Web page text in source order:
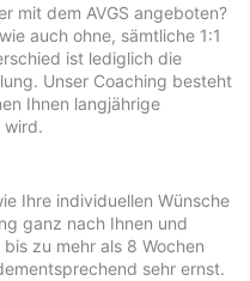
mit dem AVGS angeboten?
auch ohne, sämtliche 1:1
ist lediglich die
Unser Coaching besteht
Ihnen langjährige
wird.
Ihre individuellen Wünsche
ganz nach Ihnen und
zu mehr als 8 Wochen
sehr ernst.